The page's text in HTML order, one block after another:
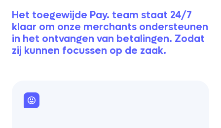
Het toegewijde Pay. team staat 24/7
klaar om onze merchants ondersteunen
in het ontvangen van betalingen. Zodat
zij kunnen focussen op de zaak.